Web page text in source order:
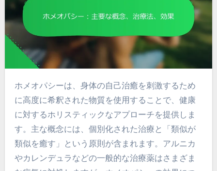
ホメオパシーは、身体の自己治癒を刺激するため
に高度に希釈された物質を使用することで、健康
に対するホリスティックなアプローチを提供しま
す。主な概念には、個別化された治療と「類似が
類似を癒す」という原則が含まれます。アルニカ
やカレンデュラなどの一般的な治療薬はさまざま